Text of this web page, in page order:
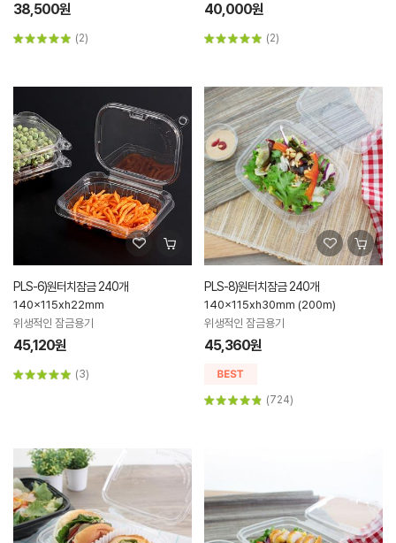
38,500원
(2)
40,000원
(2)
PLS-6)원터치잠금 240개
140x115xh22mm
위생적인 잠금용기
45,120원
(3)
PLS-8)원터치잠금 240개
140x115xh30mm (200m)
위생적인 잠금용기
45,360원
(724)